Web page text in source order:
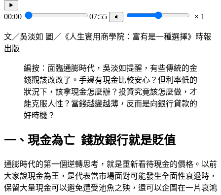
00:00 07:55 1
文／吳淡如 圖／《人生實用商學院：富有是一種選擇》時報
出版
編按：面臨通膨時代，吳淡如提醒，有些傳統的金
錢觀該改改了。手邊有現金比較安心？但利率低的
狀況下，該拿現金怎麼辦？投資究竟該怎麼做，才
能克服人性？當錢越變越薄，反而是向銀行貸款的
好時機？
一、現金為亡 錢放銀行就是貶值
通膨時代的第一個逆轉思考，就是重新看待現金的價格。以前
大家說現金為王，是代表當市場面對可能發生全面性衰退時，
保留大量現金可以避免遭受池魚之殃，還可以企圖在一片哀鴻